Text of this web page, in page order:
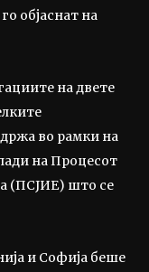
објаснат на
на двете
во рамки на
на Процесот
(ПСЈИЕ) што се
и Софија беше